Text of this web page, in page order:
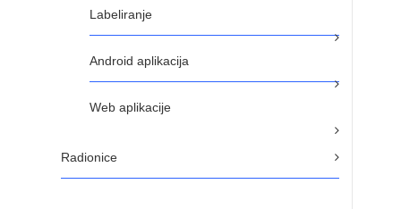
Labeliranje
Android aplikacija
Web aplikacije
Radionice